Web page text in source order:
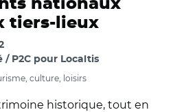
nationaux
tiers-lieux
/ P2C pour Localtis
culture, loisirs
historique, tout en